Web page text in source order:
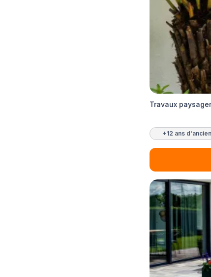
Travaux
+12 ans